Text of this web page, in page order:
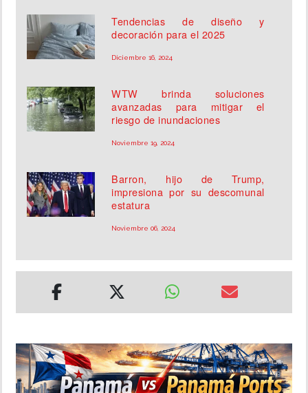
Tendencias de diseño y
decoración para el 2025
Diciembre 16, 2024
WTW brinda soluciones
avanzadas para mitigar el
riesgo de inundaciones
Noviembre 19, 2024
Barron, hijo de Trump,
impresiona por su descomunal
estatura
Noviembre 06, 2024